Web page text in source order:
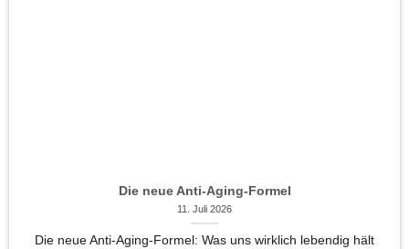
Die neue Anti-Aging-Formel
11. Juli 2026
Die neue Anti-Aging-Formel: Was uns wirklich lebendig hält